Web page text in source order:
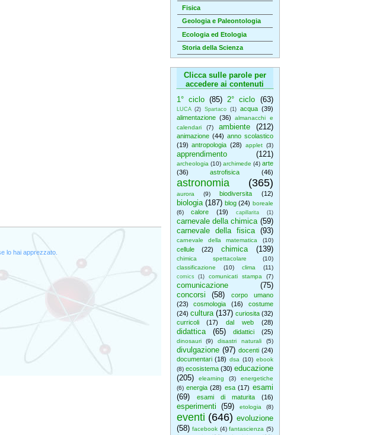
Fisica
Geologia e Paleontologia
Ecologia ed Etologia
Storia della Scienza
Clicca sulle parole per
accedere ai contenuti
1° ciclo (85) 2° ciclo (63)
LUCA (2) Spartaco (1) acqua (39)
alimentazione (36)
almanacchi e
calendari
(7) ambiente (212)
animazione (44) anno scolastico
(19) antropologia (28) applet (3)
apprendimento (121)
archeologia (10) archimede (4) arte
(36)
astrofisica (46)
astronomia (365)
aurora (9) biodiversita (12)
biologia (187) blog (24) boreale
(6)
calore (19) capillarita (1)
carnevale della chimica (59)
carnevale della fisica
(93)
carnevale della matematica (10)
cellule (22) chimica (139)
chimica spettacolare
(10)
classificazione
(10) clima (11)
comics (1) comunicati stampa (7)
comunicazione
(75)
concorsi
(58)
corpo umano
(23)
cosmologia (16)
costume
(24) cultura (137) curiosita (32)
curricoli
(17) dal web (28)
didattica (65) didattici (25)
dinosauri (9) disastri naturali (5)
divulgazione (97) docenti (24)
documentari (18) dsa (10) ebook
(8) ecosistema (30) educazione
(205)
elearning (3)
energetiche
(6) energia (28) esa (17) esami
(69)
esami di maturita (16)
esperimenti (59) etologia (8)
eventi (646) evoluzione
(58) facebook (4) fantascienza (5)
lo hai apprezzato.